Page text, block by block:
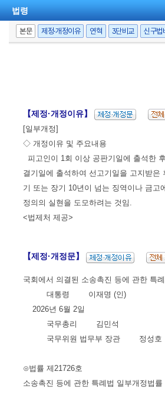
법령
본문 제정·개정이유 연혁 3단비교 신구법
【제정·개정이유】
[일부개정]
◇ 개정이유 및 주요내용
피고인이 1회 이상 공판기일에 출석한
결기일에 출석하여 선고기일을 고지받
기 또는 장기 10년이 넘는 징역이나 금
정의의 실현을 도모하려는 것임.
<법제처 제공>
【제정·개정문】
국회에서 의결된 소송촉진 등에 관한 특
대통령 이재명 (인)
2026년 6월 2일
국무총리 김민석
국무위원 법무부 장관 정성호
⊙법률 제21726호
소송촉진 등에 관한 특례법 일부개정법률